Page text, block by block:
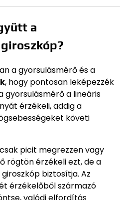
a
a gyorsulásmérő és a
, hogy pontosan leképezzék
gyorsulásmérő a lineáris
érzékeli, addig a
követi
picit megrezzen vagy
rögtön érzékeli ezt, de a
biztosítja. Az
érzékelőből származó
valódi elfordítás